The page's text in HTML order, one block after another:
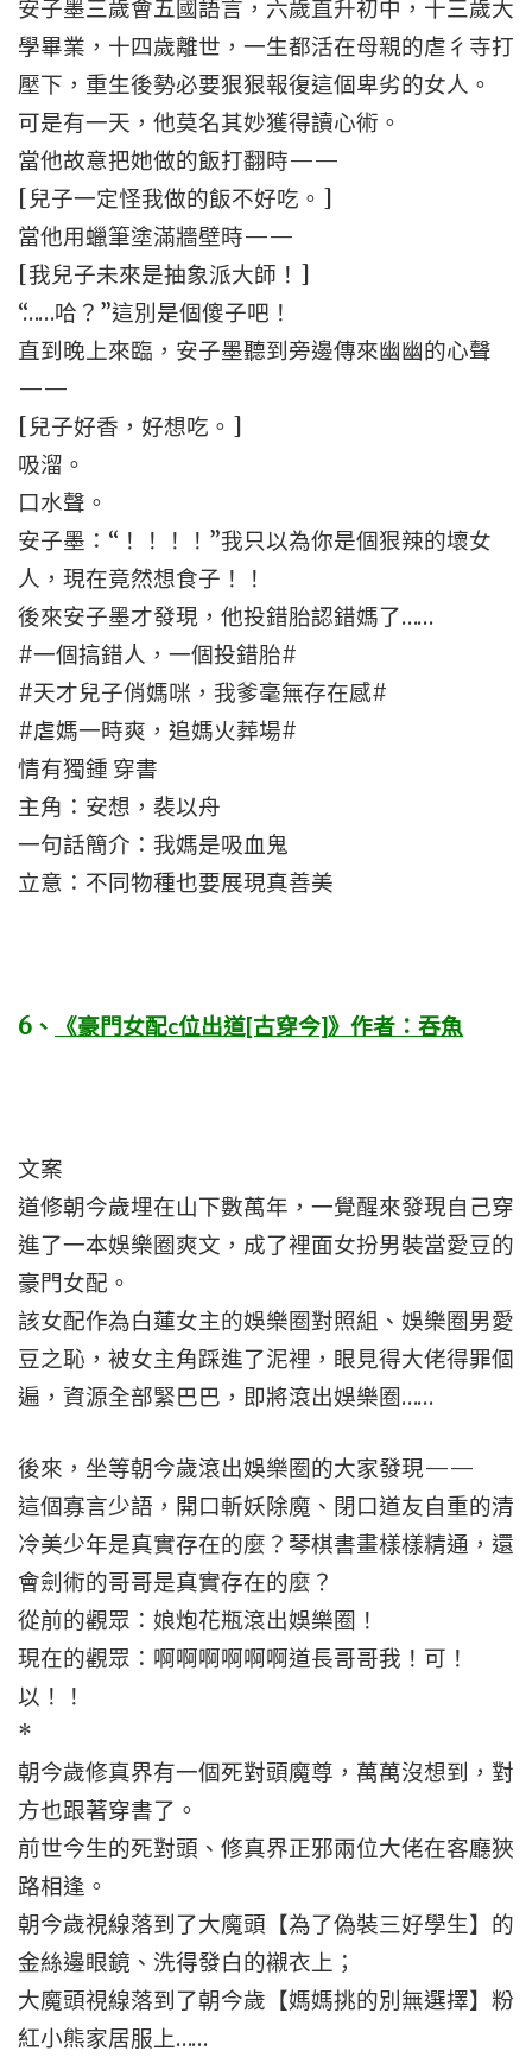
安子墨三歲會五國語言，六歲直升初中，十三歲大
學畢業，十四歲離世，一生都活在母親的虐彳寺打
壓下，重生後勢必要狠狠報復這個卑劣的女人。
可是有一天，他莫名其妙獲得讀心術。
當他故意把她做的飯打翻時——
[兒子一定怪我做的飯不好吃。]
當他用蠟筆塗滿牆壁時——
[我兒子未來是抽象派大師！]
“……哈？”這別是個傻子吧！
直到晚上來臨，安子墨聽到旁邊傳來幽幽的心聲
——
[兒子好香，好想吃。]
吸溜。
口水聲。
安子墨：“！！！！”我只以為你是個狠辣的壞女
人，現在竟然想食子！！
後來安子墨才發現，他投錯胎認錯媽了……
#一個搞錯人，一個投錯胎#
#天才兒子俏媽咪，我爹毫無存在感#
#虐媽一時爽，追媽火葬場#
情有獨鍾 穿書
主角：安想，裴以舟
一句話簡介：我媽是吸血鬼
立意：不同物種也要展現真善美
6 、 《豪門女配c位出道[古穿今]》作者：吞魚
文案
道修朝今歲埋在山下數萬年，一覺醒來發現自己穿
進了一本娛樂圈爽文，成了裡面女扮男裝當愛豆的
豪門女配。
該女配作為白蓮女主的娛樂圈對照組、娛樂圈男愛
豆之恥，被女主角踩進了泥裡，眼見得大佬得罪個
遍，資源全部緊巴巴，即將滾出娛樂圈……
後來，坐等朝今歲滾出娛樂圈的大家發現——
這個寡言少語，開口斬妖除魔、閉口道友自重的清
冷美少年是真實存在的麼？琴棋書畫樣樣精通，還
會劍術的哥哥是真實存在的麼？
從前的觀眾：娘炮花瓶滾出娛樂圈！
現在的觀眾：啊啊啊啊啊啊道長哥哥我！可！
以！！
*
朝今歲修真界有一個死對頭魔尊，萬萬沒想到，對
方也跟著穿書了。
前世今生的死對頭、修真界正邪兩位大佬在客廳狹
路相逢。
朝今歲視線落到了大魔頭【為了偽裝三好學生】的
金絲邊眼鏡、洗得發白的襯衣上；
大魔頭視線落到了朝今歲【媽媽挑的別無選擇】粉
紅小熊家居服上……